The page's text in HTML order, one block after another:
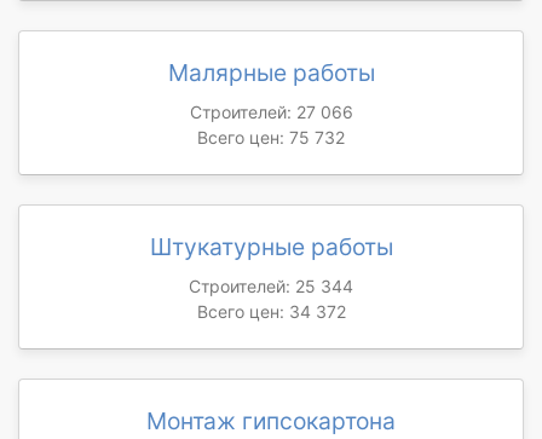
Малярные работы
Строителей: 27 066
Всего цен: 75 732
Штукатурные работы
Строителей: 25 344
Всего цен: 34 372
Монтаж гипсокартона